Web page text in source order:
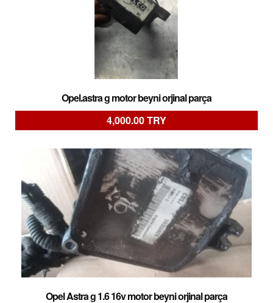
Opel.astra g motor beyni orjinal parça
4,000.00 TRY
Opel Astra g 1.6 16v motor beyni orjinal parça